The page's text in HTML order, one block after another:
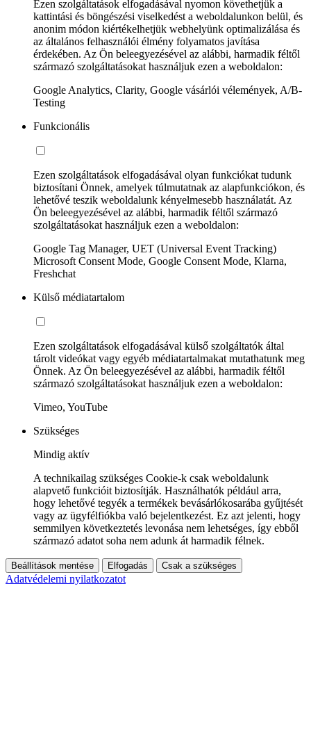
Ezen szolgáltatások elfogadásával nyomon követhetjük a
kattintási és böngészési viselkedést a weboldalunkon belül, és
anonim módon kiértékelhetjük webhelyünk optimalizálása és
az általános felhasználói élmény folyamatos javítása
érdekében. Az Ön beleegyezésével az alábbi, harmadik féltől
származó szolgáltatásokat használjuk ezen a weboldalon:
Google Analytics, Clarity, Google vásárlói vélemények, A/B-
Testing
Funkcionális
Ezen szolgáltatások elfogadásával olyan funkciókat tudunk
biztosítani Önnek, amelyek túlmutatnak az alapfunkciókon, és
lehetővé teszik weboldalunk kényelmesebb használatát. Az
Ön beleegyezésével az alábbi, harmadik féltől származó
szolgáltatásokat használjuk ezen a weboldalon:
Google Tag Manager, UET (Universal Event Tracking)
Microsoft Consent Mode, Google Consent Mode, Klarna,
Freshchat
Külső médiatartalom
Ezen szolgáltatások elfogadásával külső szolgáltatók által
tárolt videókat vagy egyéb médiatartalmakat mutathatunk meg
Önnek. Az Ön beleegyezésével az alábbi, harmadik féltől
származó szolgáltatásokat használjuk ezen a weboldalon:
Vimeo, YouTube
Szükséges
Mindig aktív
A technikailag szükséges Cookie-k csak weboldalunk
alapvető funkcióit biztosítják. Használhatók például arra,
hogy lehetővé tegyék a termékek bevásárlókosarába gyűjtését
vagy az ügyfélfiókba való bejelentkezést. Ez azt jelenti, hogy
semmilyen következtetés levonása nem lehetséges, így ebből
származó adatot soha nem adunk át harmadik félnek.
Beállítások mentése Elfogadás Csak a szükséges
Adatvédelemi nyilatkozatot